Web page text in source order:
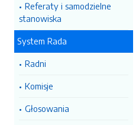
Referaty i samodzielne
stanowiska
System Rada
Radni
Komisje
Głosowania